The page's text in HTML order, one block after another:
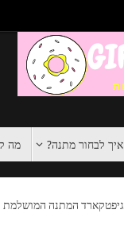
איך לבחור מתנה? מה
גיפטקארד המתנה המושלמת